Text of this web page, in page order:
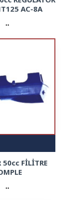
AC-8A
..
50cc FİLİTRE
..